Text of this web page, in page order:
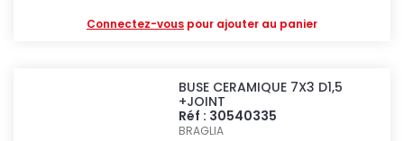
Connectez-vous pour ajouter au panier
BUSE CERAMIQUE 7X3 D1,5
+JOINT
Réf : 30540335
BRAGLIA